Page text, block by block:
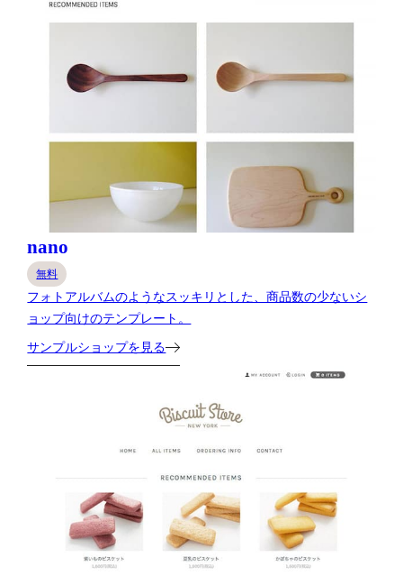
nano
無料
フォトアルバムのようなスッキリとした、商品数の少ないシ
ョップ向けのテンプレート。
サンプルショップを見る